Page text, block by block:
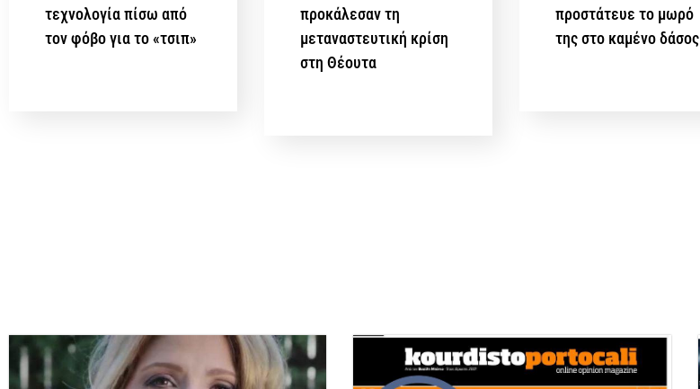
τεχνολογία πίσω από
τον φόβο για το «τσιπ»
προκάλεσαν τη
μεταναστευτική κρίση
στη Θέουτα
προστάτευε το μωρό
της στο καμένο δάσος